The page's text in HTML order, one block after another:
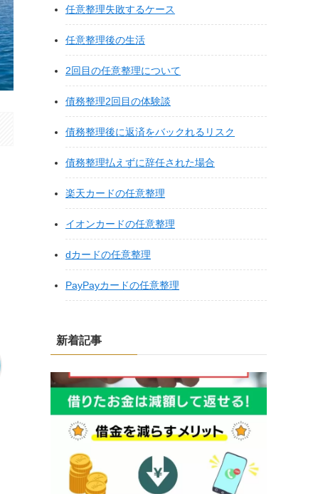
任意整理失敗するケース
任意整理後の生活
2回目の任意整理について
債務整理2回目の体験談
債務整理後に返済をバックれるリスク
債務整理払えずに辞任された場合
楽天カードの任意整理
イオンカードの任意整理
dカードの任意整理
PayPayカードの任意整理
新着記事